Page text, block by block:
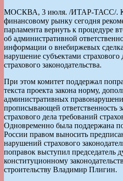
МОСКВА, 3 июля. /ИТАР-ТАСС/.
финансовому рынку сегодня
парламента вернуть к процедуре
об административной
информации о внебиржевых
нарушение субъектами страхового
страхового законодательства.
При этом комитет поддержал
текста проекта закона норму,
административных
прописывающей ответственность
страхового дела требований
Одновременно была поддержана
России правом выносить
нарушений страхового
поправок выступил председатель
конституционному
строительству Владимир Плигин.